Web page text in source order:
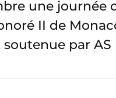
une
II de
soutenue par